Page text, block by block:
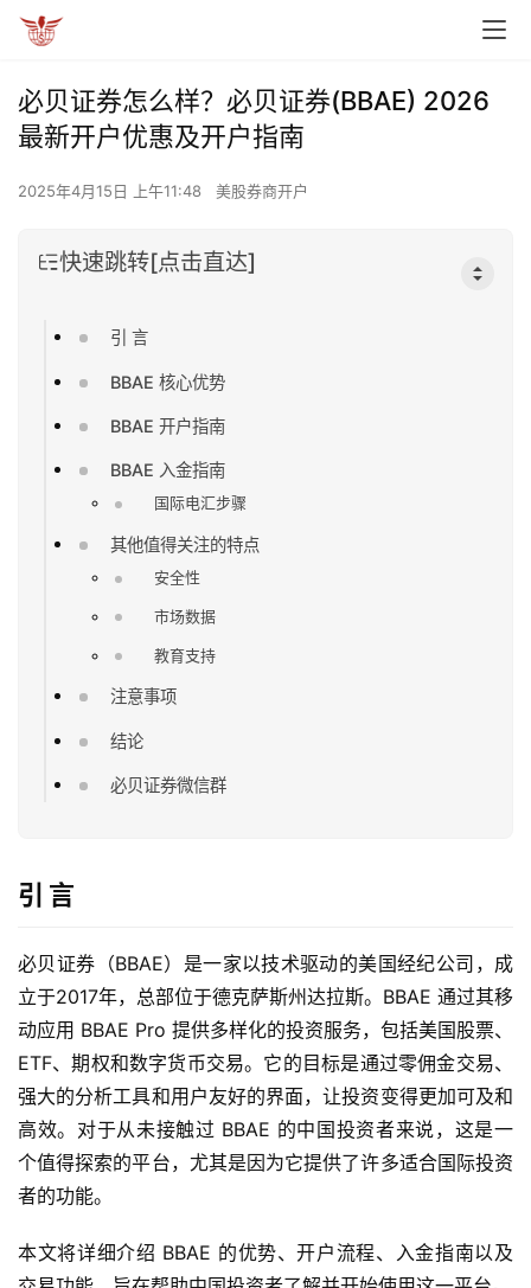
必贝证券怎么样？必贝证券(BBAE) 2026
最新开户优惠及开户指南
2025年4月15日 上午11:48 美股券商开户
快速跳转[点击直达]
引 言
BBAE 核心优势
BBAE 开户指南
BBAE 入金指南
国际电汇步骤
其他值得关注的特点
安全性
市场数据
教育支持
注意事项
结论
必贝证券微信群
引 言
必贝证券（BBAE）是一家以技术驱动的美国经纪公司，成
立于2017年，总部位于德克萨斯州达拉斯。BBAE 通过其移
动应用 BBAE Pro 提供多样化的投资服务，包括美国股票、
ETF、期权和数字货币交易。它的目标是通过零佣金交易、
强大的分析工具和用户友好的界面，让投资变得更加可及和
高效。对于从未接触过 BBAE 的中国投资者来说，这是一
个值得探索的平台，尤其是因为它提供了许多适合国际投资
者的功能。
本文将详细介绍 BBAE 的优势、开户流程、入金指南以及